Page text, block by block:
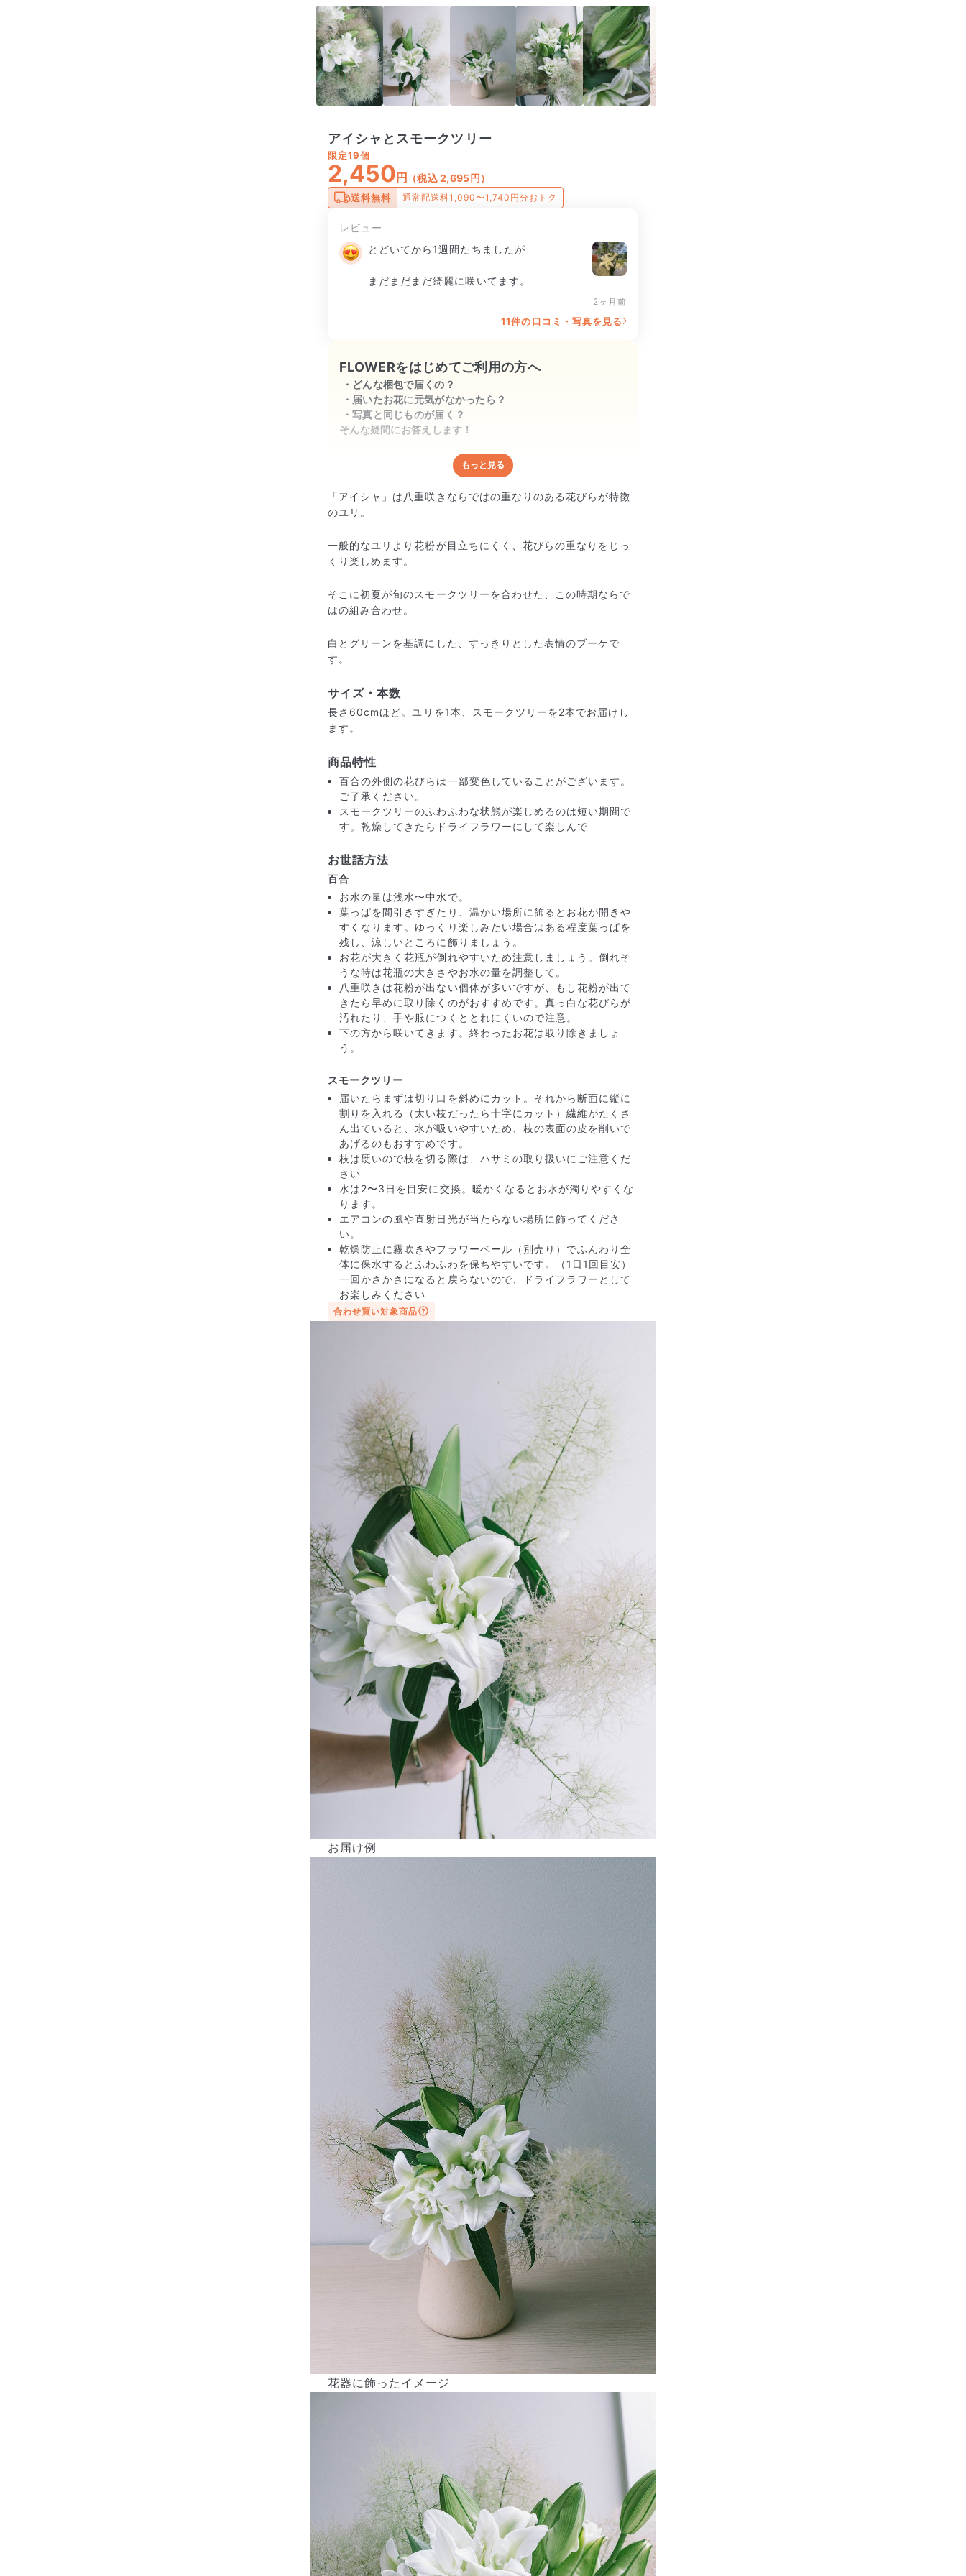
アイシャとスモークツリー
限定19個
2,450円 （税込 2,695円）
送料無料 通常配送料1,090〜1,740円分おトク
レビュー
とどいてから1週間たちましたが
まだまだまだ綺麗に咲いてます。
2ヶ月前
11件の口コミ・写真を見る
FLOWERをはじめてご利用の方へ
どんな梱包で届くの？
届いたお花に元気がなかったら？
写真と同じものが届く？
そんな疑問にお答えします！
どんな梱包で届くの？
出荷前に水揚げ（花が水を吸いやすくなる処理）を施し、専用
ボックスに丁寧に梱包してお届けしています。きゅっとまとめ
られて一見窮屈そうに見えますが、輸送中の衝撃による折れや
届いたお花に元気がなかったら？
もし届いたお花に「枯れている」「折れている」などの不備が
あった場合は、些細なことでもお気軽にサポートまでご連絡く
ださい。ご返金にて補償いたします。
写真と同じものが届く？
商品ページに掲載している写真は、実際にお届けする商品を撮
影したものです。お花は生き物なので、どうしても色味やサイ
ズ・咲き方に個体差はありますが、できるだけ写真のイメージ
に近いものをお届けできるように人の目でチェックをしていま
す。
よくある質問
Q. 毎月自動でお花が届くサービスですか？
いいえ、毎月自動でお届けするサービスではありません。好きな時
に好きな花をご注文いただけます。
Q. 配送できないエリアはありますか？
ただいま沖縄・離島エリアへの配送には対応しておりません。ご了
承ください。
Q. 配送日時は指定できますか？
お花をベストなタイミングで発送しているため、お届け日の指定は
できません。受け取り時間帯は、発送後にクロネコヤマトのアプリ
から変更可能です。
Q. 注文後にキャンセルできますか？
ご注文後一定時間内であればキャンセル可能です。
もっと見る
「アイシャ」は八重咲きならではの重なりのある花びらが特徴
のユリ。
一般的なユリより花粉が目立ちにくく、花びらの重なりをじっ
くり楽しめます。
そこに初夏が旬のスモークツリーを合わせた、この時期ならで
はの組み合わせ。
白とグリーンを基調にした、すっきりとした表情のブーケで
す。
サイズ・本数
長さ60cmほど。ユリを1本、スモークツリーを2本でお届けし
ます。
商品特性
百合の外側の花びらは一部変色していることがございます。
ご了承ください。
スモークツリーのふわふわな状態が楽しめるのは短い期間で
す。乾燥してきたらドライフラワーにして楽しんで
お世話方法
百合
お水の量は浅水〜中水で。
葉っぱを間引きすぎたり、温かい場所に飾るとお花が開きや
すくなります。ゆっくり楽しみたい場合はある程度葉っぱを
残し、涼しいところに飾りましょう。
お花が大きく花瓶が倒れやすいため注意しましょう。倒れそ
うな時は花瓶の大きさやお水の量を調整して。
八重咲きは花粉が出ない個体が多いですが、もし花粉が出て
きたら早めに取り除くのがおすすめです。真っ白な花びらが
汚れたり、手や服につくととれにくいので注意。
下の方から咲いてきます。終わったお花は取り除きましょ
う。
スモークツリー
届いたらまずは切り口を斜めにカット。それから断面に縦に
割りを入れる（太い枝だったら十字にカット）繊維がたくさ
ん出ていると、水が吸いやすいため、枝の表面の皮を削いで
あげるのもおすすめです。
枝は硬いので枝を切る際は、ハサミの取り扱いにご注意くだ
さい
水は2〜3日を目安に交換。暖かくなるとお水が濁りやすくな
ります。
エアコンの風や直射日光が当たらない場所に飾ってくださ
い。
乾燥防止に霧吹きやフラワーベール（別売り）でふんわり全
体に保水するとふわふわを保ちやすいです。（1日1回目安）
一回かさかさになると戻らないので、ドライフラワーとして
お楽しみください
合わせ買い対象商品
お届け例
花器に飾ったイメージ